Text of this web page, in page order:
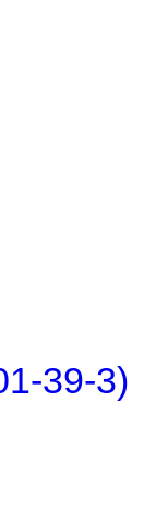
39-3)